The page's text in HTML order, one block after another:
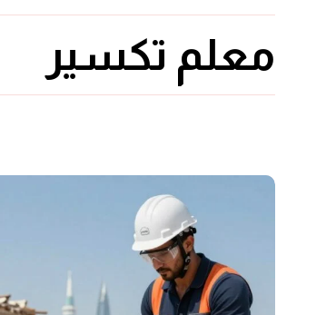
معلم تكسير